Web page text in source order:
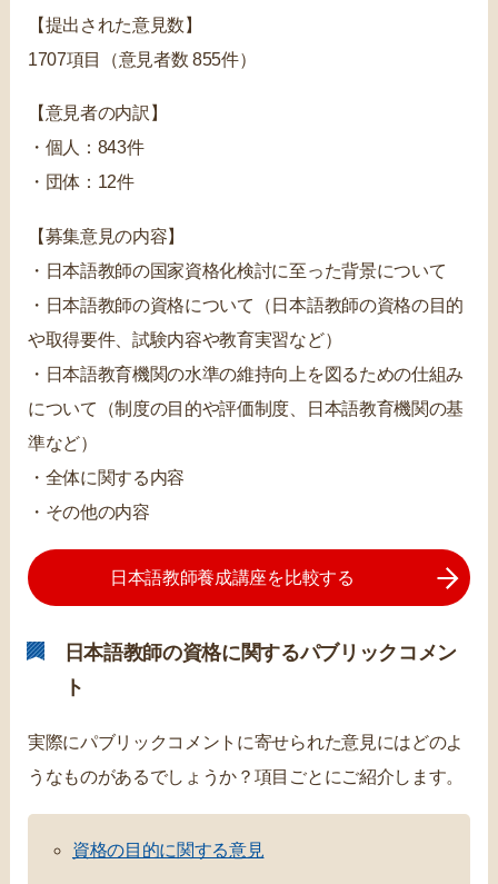
【提出された意見数】
1707項目（意見者数 855件）
【意見者の内訳】
・個人：843件
・団体：12件
【募集意見の内容】
・日本語教師の国家資格化検討に至った背景について
・日本語教師の資格について（日本語教師の資格の目的
や取得要件、試験内容や教育実習など）
・日本語教育機関の水準の維持向上を図るための仕組み
について（制度の目的や評価制度、日本語教育機関の基
準など）
・全体に関する内容
・その他の内容
日本語教師養成講座を比較する
日本語教師の資格に関するパブリックコメン
ト
実際にパブリックコメントに寄せられた意見にはどのよ
うなものがあるでしょうか？項目ごとにご紹介します。
資格の目的に関する意見